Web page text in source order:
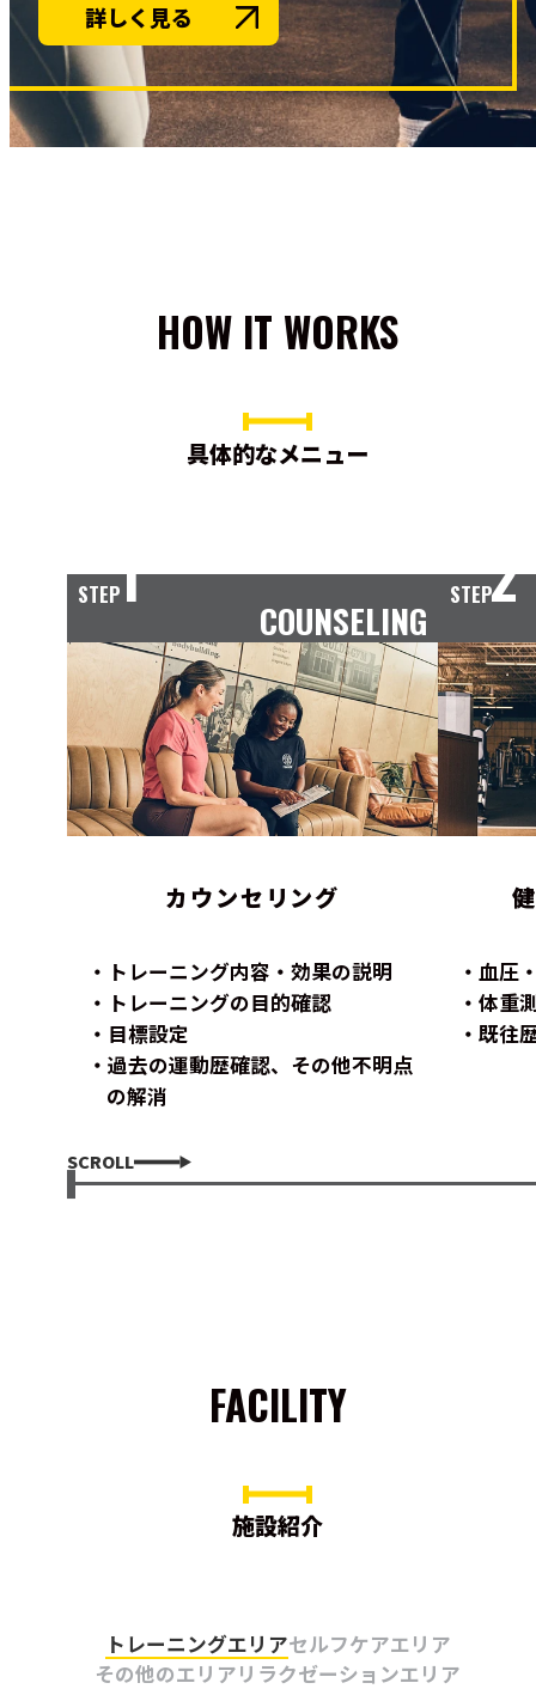
詳しく見る
HOW IT WORKS
具体的なメニュー
STEP1
COUNSELING
カウンセリング
トレーニング内容・効果の説明
トレーニングの目的確認
目標設定
過去の運動歴確認、その他不明点
の解消
STEP2
血圧
体重
既往
SCROLL
FACILITY
施設紹介
トレーニングエリアセルフケアエリア
その他のエリアリラクゼーションエリア